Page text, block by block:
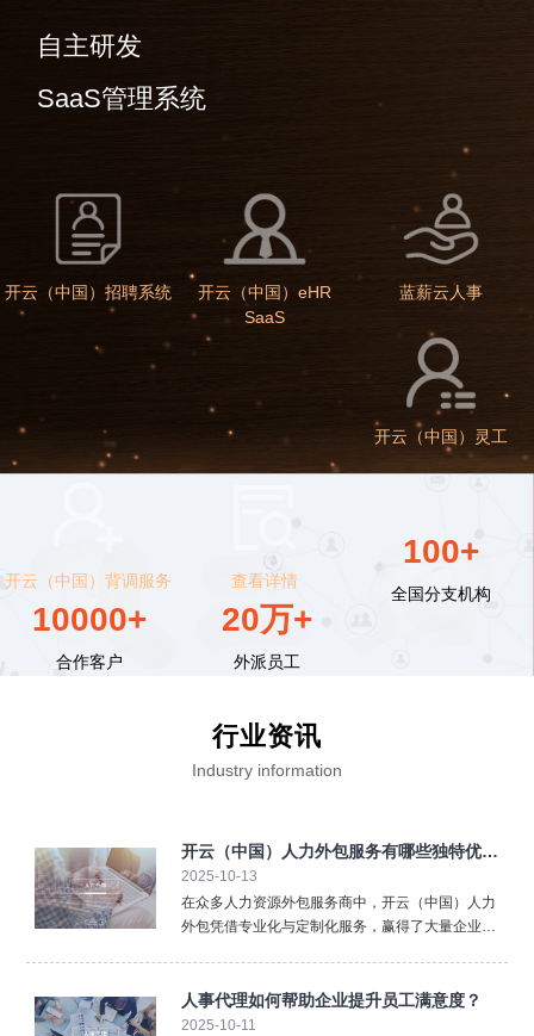
自主研发
SaaS管理系统
开云（中国）招聘系统
开云（中国）eHR
SaaS
蓝薪云人事
开云（中国）灵工
开云（中国）背调服务 查看详情
100+
全国分支机构
10000+
合作客户
20万+
外派员工
行业资讯
Industry information
开云（中国）人力外包服务有哪些独特优
势？
2025-10-13
在众多人力资源外包服务商中，开云（中国）人力
外包凭借专业化与定制化服务，赢得了大量企业客
池。无论企业需要蓝领工人还是中高端管理人才，
开云（中国）都能快速提供精准匹配的人选，帮助
人事代理如何帮助企业提升员工满意度？
2025-10-11